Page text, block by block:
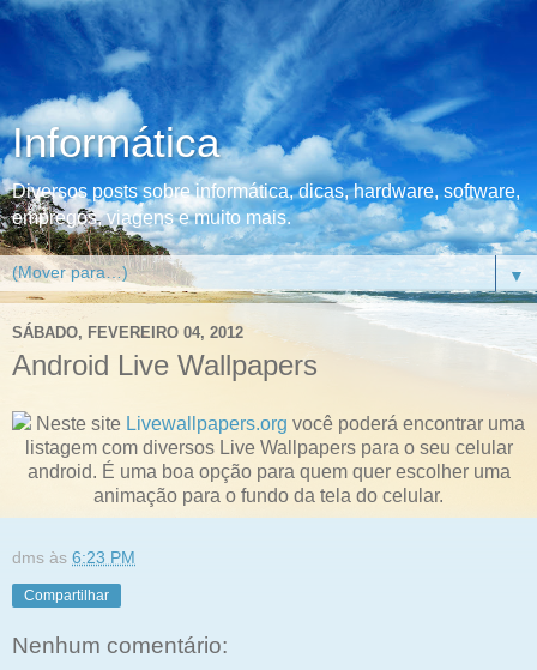
Informática
Diversos posts sobre informática, dicas, hardware, software,
empregos, viagens e muito mais.
▼
SÁBADO, FEVEREIRO 04, 2012
Android Live Wallpapers
Neste site Livewallpapers.org você poderá encontrar uma
listagem com diversos Live Wallpapers para o seu celular
android. É uma boa opção para quem quer escolher uma
animação para o fundo da tela do celular.
dms às 6:23 PM
Compartilhar
Nenhum comentário: